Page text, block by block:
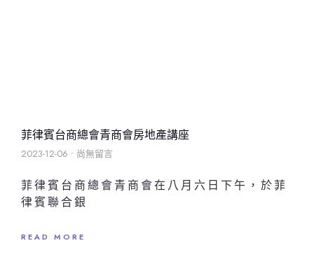
菲律賓台商總會青商會房地產講座
2023-12-06 尚無留言
菲律賓台商總會青商會在八月六日下午，於菲
律賓聯合銀
READ MORE